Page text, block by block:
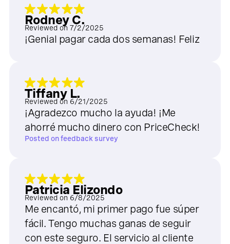
Rodney C.
Reviewed on 7/2/2025
¡Genial pagar cada dos semanas! Feliz
Tiffany L.
Reviewed on 6/21/2025
¡Agradezco mucho la ayuda! ¡Me
ahorré mucho dinero con PriceCheck!
Posted onfeedback survey
Patricia Elizondo
Reviewed on 6/8/2025
Me encantó, mi primer pago fue súper
fácil. Tengo muchas ganas de seguir
con este seguro. El servicio al cliente